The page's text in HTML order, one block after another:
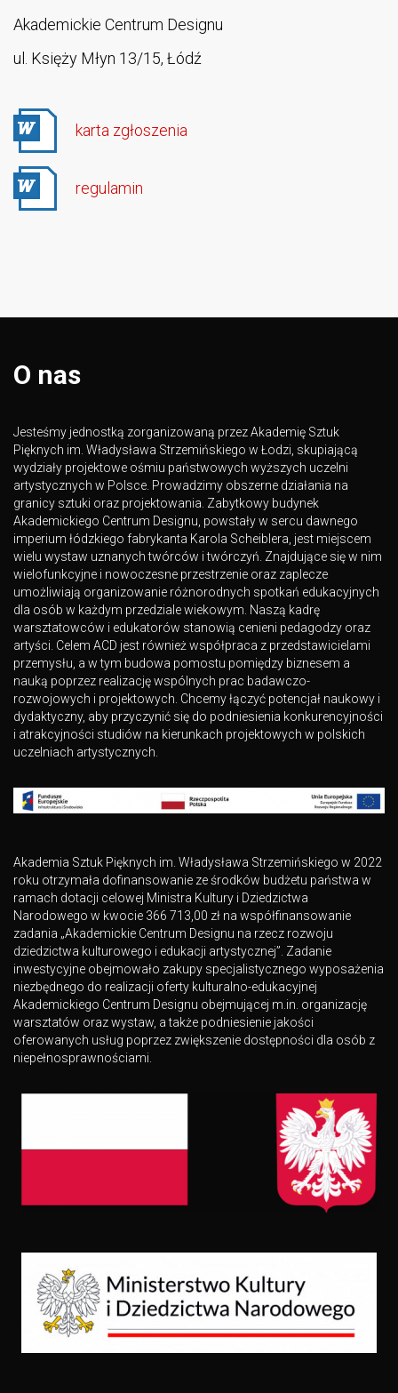
Akademickie Centrum Designu
ul. Księży Młyn 13/15, Łódź
karta zgłoszenia
regulamin
O nas
Jesteśmy jednostką zorganizowaną przez Akademię Sztuk
Pięknych im. Władysława Strzemińskiego w Łodzi, skupiającą
wydziały projektowe ośmiu państwowych wyższych uczelni
artystycznych w Polsce. Prowadzimy obszerne działania na
granicy sztuki oraz projektowania. Zabytkowy budynek
Akademickiego Centrum Designu, powstały w sercu dawnego
imperium łódzkiego fabrykanta Karola Scheiblera, jest miejscem
wielu wystaw uznanych twórców i twórczyń. Znajdujące się w nim
wielofunkcyjne i nowoczesne przestrzenie oraz zaplecze
umożliwiają organizowanie różnorodnych spotkań edukacyjnych
dla osób w każdym przedziale wiekowym. Naszą kadrę
warsztatowców i edukatorów stanowią cenieni pedagodzy oraz
artyści. Celem ACD jest również współpraca z przedstawicielami
przemysłu, a w tym budowa pomostu pomiędzy biznesem a
nauką poprzez realizację wspólnych prac badawczo-
rozwojowych i projektowych. Chcemy łączyć potencjał naukowy i
dydaktyczny, aby przyczynić się do podniesienia konkurencyjności
i atrakcyjności studiów na kierunkach projektowych w polskich
uczelniach artystycznych.
Akademia Sztuk Pięknych im. Władysława Strzemińskiego w 2022
roku otrzymała dofinansowanie ze środków budżetu państwa w
ramach dotacji celowej Ministra Kultury i Dziedzictwa
Narodowego w kwocie 366 713,00 zł na współfinansowanie
zadania „Akademickie Centrum Designu na rzecz rozwoju
dziedzictwa kulturowego i edukacji artystycznej”. Zadanie
inwestycyjne obejmowało zakupy specjalistycznego wyposażenia
niezbędnego do realizacji oferty kulturalno-edukacyjnej
Akademickiego Centrum Designu obejmującej m.in. organizację
warsztatów oraz wystaw, a także podniesienie jakości
oferowanych usług poprzez zwiększenie dostępności dla osób z
niepełnosprawnościami.